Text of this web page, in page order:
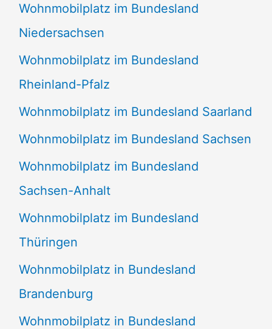
Wohnmobilplatz im Bundesland
Niedersachsen
Wohnmobilplatz im Bundesland
Rheinland-Pfalz
Wohnmobilplatz im Bundesland Saarland
Wohnmobilplatz im Bundesland Sachsen
Wohnmobilplatz im Bundesland
Sachsen-Anhalt
Wohnmobilplatz im Bundesland
Thüringen
Wohnmobilplatz in Bundesland
Brandenburg
Wohnmobilplatz in Bundesland